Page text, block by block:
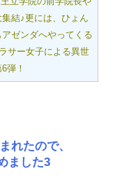
結♪更には、ひょん
ゼンダへやってくる
サー女子による異世
弾！
れたので、
ました3